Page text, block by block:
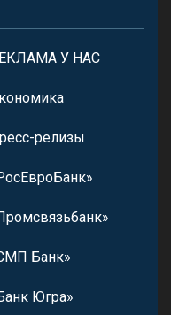
У НАС
релизы
Банк»
Югра»